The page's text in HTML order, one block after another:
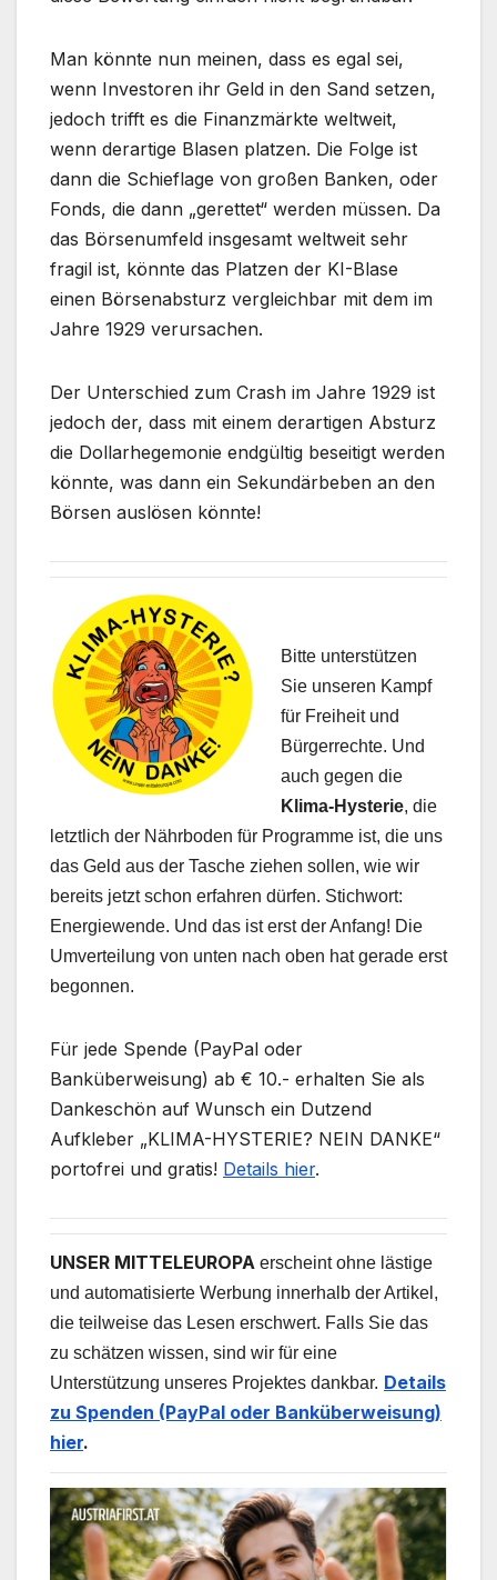
Man könnte nun meinen, dass es egal sei,
wenn Investoren ihr Geld in den Sand setzen,
jedoch trifft es die Finanzmärkte weltweit,
wenn derartige Blasen platzen. Die Folge ist
dann die Schieflage von großen Banken, oder
Fonds, die dann „gerettet“ werden müssen. Da
das Börsenumfeld insgesamt weltweit sehr
fragil ist, könnte das Platzen der KI-Blase
einen Börsenabsturz vergleichbar mit dem im
Jahre 1929 verursachen.
Der Unterschied zum Crash im Jahre 1929 ist
jedoch der, dass mit einem derartigen Absturz
die Dollarhegemonie endgültig beseitigt werden
könnte, was dann ein Sekundärbeben an den
Börsen auslösen könnte!
Bitte unterstützen
Sie unseren Kampf
für Freiheit und
Bürgerrechte. Und
auch gegen die
Klima-Hysterie, die
letztlich der Nährboden für Programme ist, die uns
das Geld aus der Tasche ziehen sollen, wie wir
bereits jetzt schon erfahren dürfen. Stichwort:
Energiewende. Und das ist erst der Anfang! Die
Umverteilung von unten nach oben hat gerade erst
begonnen.
Für jede Spende (PayPal oder
Banküberweisung) ab € 10.- erhalten Sie als
Dankeschön auf Wunsch ein Dutzend
Aufkleber „KLIMA-HYSTERIE? NEIN DANKE“
portofrei und gratis! Details hier.
UNSER MITTELEUROPA erscheint ohne lästige
und automatisierte Werbung innerhalb der Artikel,
die teilweise das Lesen erschwert. Falls Sie das
zu schätzen wissen, sind wir für eine
Unterstützung unseres Projektes dankbar. Details
zu Spenden (PayPal oder Banküberweisung)
hier.